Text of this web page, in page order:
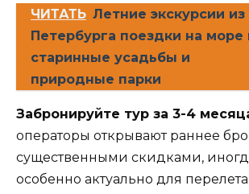
ЧИТАТЬ Летние экскурсии из
Петербурга поездки на море
старинные усадьбы и
природные парки
Забронируйте тур за 3-4
операторы открывают раннее
существенными скидками,
особенно актуально для